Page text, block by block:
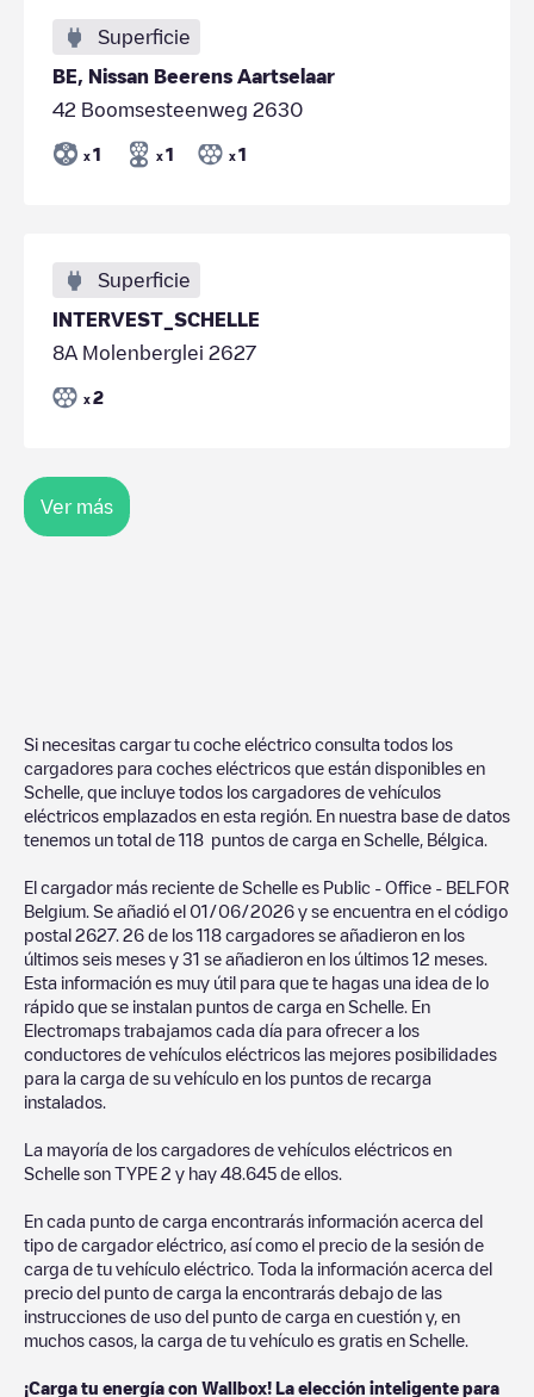
Superficie
BE, Nissan Beerens Aartselaar
42 Boomsesteenweg 2630
x 1 x 1 x 1
Superficie
INTERVEST_SCHELLE
8A Molenberglei 2627
x 2
Ver más
Si necesitas cargar tu coche eléctrico consulta todos los
cargadores para coches eléctricos que están disponibles en
Schelle , que incluye todos los cargadores de vehículos
eléctricos emplazados en esta región. En nuestra base de datos
tenemos un total de 118 puntos de carga en Schelle Bélgica
El cargador más reciente de Schelle es Public - Office - BELFOR
Belgium . Se añadió el 01/06/2026 y se encuentra en el código
postal 2627. 26 de los 118 cargadores se añadieron en los
últimos seis meses y 31 se añadieron en los últimos 12 meses.
Esta información es muy útil para que te hagas una idea de lo
rápido que se instalan puntos de carga en Schelle . En
Electromaps trabajamos cada día para ofrecer a los
conductores de vehículos eléctricos las mejores posibilidades
para la carga de su vehículo en los puntos de recarga
instalados.
La mayoría de los cargadores de vehículos eléctricos en
Schelle son TYPE 2 y hay 48.645 de ellos.
En cada punto de carga encontrarás información acerca del
tipo de cargador eléctrico, así como el precio de la sesión de
carga de tu vehículo eléctrico. Toda la información acerca del
precio del punto de carga la encontrarás debajo de las
instrucciones de uso del punto de carga en cuestión y, en
muchos casos, la carga de tu vehículo es gratis en Schelle
¡Carga tu energía con Wallbox! La elección inteligente para